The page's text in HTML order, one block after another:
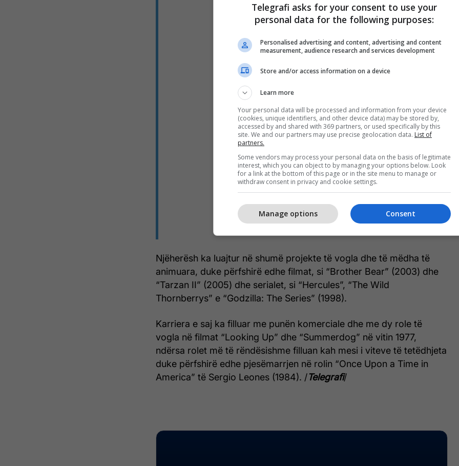
Njëherësh ka luajtur në shumë projekte të vogla dhe të mëdha të
animuara, duke përfshirë edhe filmat, si “Brother Bear” (2003) dhe
“Tarzan II” (2005) dhe serialet, si “Hercules”, “The Wild
Thornberrys” e “Godzilla: The Series” (1998).
Karriera e saj ka filluar me punën komerciale dhe me dy role të
vogla në filmat “Looking Up” dhe “Summerdog” në vitin 1977,
ndërsa rolet më të rëndësishme filluan kah mesi i viteve të tetëdhjeta
duke përfshirë edhe pjesëmarrjen në rolin “Once Upon a Time in
America” të Sergio Leones (1984). /Telegrafi/
Telegrafi asks for your consent to use your
personal data for the following purposes:
Personalised advertising and content, advertising and content
measurement, audience research and services development
Store and/or access information on a device
Learn more
Your personal data will be processed and information from your device
(cookies, unique identifiers, and other device data) may be stored by,
accessed by and shared with 369 partners, or used specifically by this
site. We and our partners may use precise geolocation data. List of
partners.
Some vendors may process your personal data on the basis of legitimate
interest, which you can object to by managing your options below. Look
for a link at the bottom of this page or in the site menu to manage or
withdraw consent in privacy and cookie settings.
Consent
Manage options